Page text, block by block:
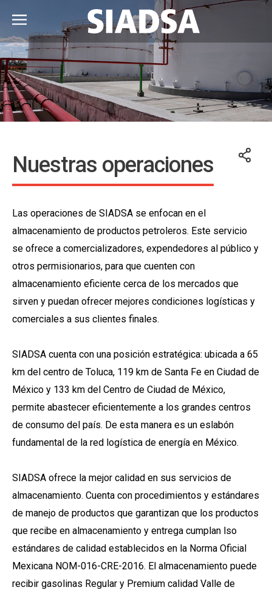
Nuestras operaciones
Las operaciones de SIADSA se enfocan en el
almacenamiento de productos petroleros. Este servicio
se ofrece a comercializadores, expendedores al público y
otros permisionarios, para que cuenten con
almacenamiento eficiente cerca de los mercados que
sirven y puedan ofrecer mejores condiciones logísticas y
comerciales a sus clientes finales.
SIADSA cuenta con una posición estratégica: ubicada a 65
km del centro de Toluca, 119 km de Santa Fe en Ciudad de
México y 133 km del Centro de Ciudad de México,
permite abastecer eficientemente a los grandes centros
de consumo del país. De esta manera es un eslabón
fundamental de la red logística de energía en México.
SIADSA ofrece la mejor calidad en sus servicios de
almacenamiento. Cuenta con procedimientos y estándares
de manejo de productos que garantizan que los productos
que recibe en almacenamiento y entrega cumplan lso
estándares de calidad establecidos en la Norma Oficial
Mexicana NOM-016-CRE-2016. El almacenamiento puede
recibir gasolinas Regular y Premium calidad Valle de